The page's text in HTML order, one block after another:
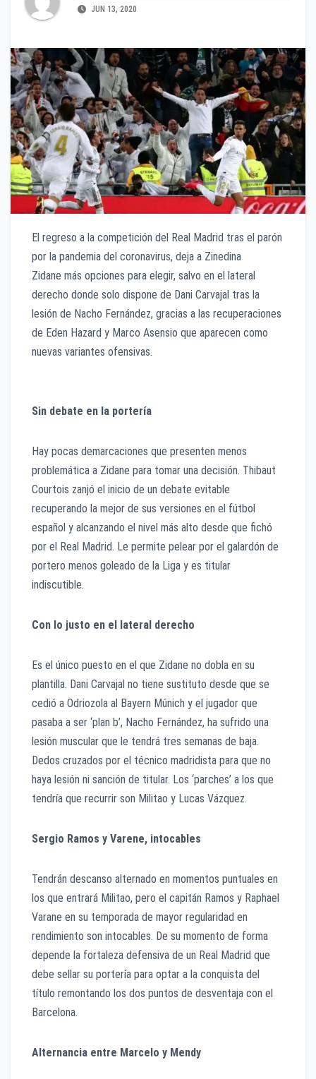
JUN 13, 2020
El regreso a la competición del Real Madrid tras el parón
por la pandemia del coronavirus, deja a Zinedina
Zidane más opciones para elegir, salvo en el lateral
derecho donde solo dispone de Dani Carvajal tras la
lesión de Nacho Fernández, gracias a las recuperaciones
de Eden Hazard y Marco Asensio que aparecen como
nuevas variantes ofensivas.
Sin debate en la portería
Hay pocas demarcaciones que presenten menos
problemática a Zidane para tomar una decisión. Thibaut
Courtois zanjó el inicio de un debate evitable
recuperando la mejor de sus versiones en el fútbol
español y alcanzando el nivel más alto desde que fichó
por el Real Madrid. Le permite pelear por el galardón de
portero menos goleado de la Liga y es titular
indiscutible.
Con lo justo en el lateral derecho
Es el único puesto en el que Zidane no dobla en su
plantilla. Dani Carvajal no tiene sustituto desde que se
cedió a Odriozola al Bayern Múnich y el jugador que
pasaba a ser ‘plan b’, Nacho Fernández, ha sufrido una
lesión muscular que le tendrá tres semanas de baja.
Dedos cruzados por el técnico madridista para que no
haya lesión ni sanción de titular. Los ‘parches’ a los que
tendría que recurrir son Militao y Lucas Vázquez.
Sergio Ramos y Varene, intocables
Tendrán descanso alternado en momentos puntuales en
los que entrará Militao, pero el capitán Ramos y Raphael
Varane en su temporada de mayor regularidad en
rendimiento son intocables. De su momento de forma
depende la fortaleza defensiva de un Real Madrid que
debe sellar su portería para optar a la conquista del
título remontando los dos puntos de desventaja con el
Barcelona.
Alternancia entre Marcelo y Mendy